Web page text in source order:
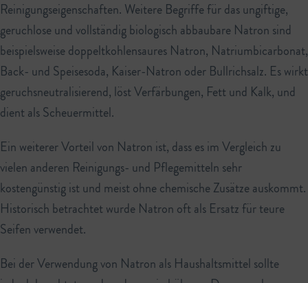
Reinigungseigenschaften. Weitere Begriffe für das ungiftige,
geruchlose und vollständig biologisch abbaubare Natron sind
beispielsweise doppeltkohlensaures Natron, Natriumbicarbonat,
Back- und Speisesoda, Kaiser-Natron oder Bullrichsalz. Es wirkt
geruchsneutralisierend, löst Verfärbungen, Fett und Kalk, und
dient als Scheuermittel.
Ein weiterer Vorteil von Natron ist, dass es im Vergleich zu
vielen anderen Reinigungs- und Pflegemitteln sehr
kostengünstig ist und meist ohne chemische Zusätze auskommt.
Historisch betrachtet wurde Natron oft als Ersatz für teure
Seifen verwendet.
Bei der Verwendung von Natron als Haushaltsmittel sollte